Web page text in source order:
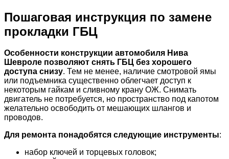
Пошаговая инструкция по замене
прокладки ГБЦ
Особенности конструкции автомобиля Нива
Шевроле позволяют снять ГБЦ без хорошего
доступа снизу. Тем не менее, наличие смотровой ямы
или подъемника существенно облегчает доступ к
некоторым гайкам и сливному крану ОЖ. Снимать
двигатель не потребуется, но пространство под капотом
желательно освободить от мешающих шлангов и
проводов.
Для ремонта понадобятся следующие инструменты:
набор ключей и торцевых головок;